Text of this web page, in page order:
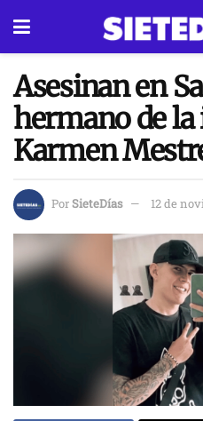
Asesinan en
hermano de
Karmen
PorSieteDías 12 de